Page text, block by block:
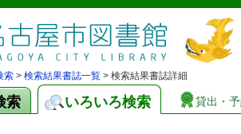
索 > 検索結果書誌一覧 > 検索結果書誌詳細
索 いろいろ検索 貸出・